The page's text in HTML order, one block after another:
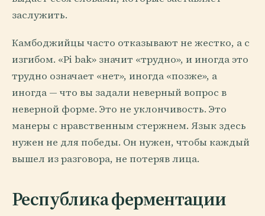
заслужить.
Камбоджийцы часто отказывают не жестко, а с
изгибом. «Pi bak» значит «трудно», и иногда это
трудно означает «нет», иногда «позже», а
иногда — что вы задали неверный вопрос в
неверной форме. Это не уклончивость. Это
манеры с нравственным стержнем. Язык здесь
нужен не для победы. Он нужен, чтобы каждый
вышел из разговора, не потеряв лица.
Республика ферментации